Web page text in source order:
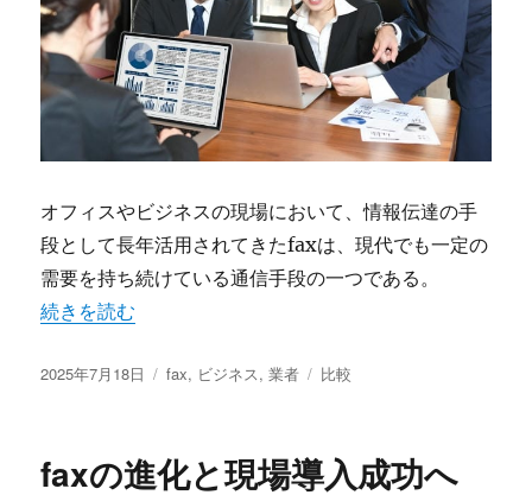
オフィスやビジネスの現場において、情報伝達の手
段として長年活用されてきたfaxは、現代でも一定の
需要を持ち続けている通信手段の一つである。
“現代ビジネスで再評価されるfaxサービス選びの徹底ポ
続きを読む
投
2025年7月18日
カ
ー
fax, ビジネス,業者
タ
比較
faxの進化と現場導入成功へ